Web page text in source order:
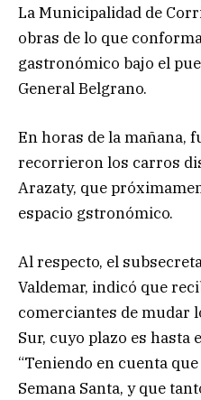
La Municipalidad de
obras de lo que
gastronómico bajo el
General Belgrano.
En horas de la mañana,
recorrieron los carros
Arazaty, que
espacio gstronómico.
Al respecto, el
Valdemar, indicó que
comerciantes de mudar
Sur, cuyo plazo es hasta
“Teniendo en cuenta
Semana Santa, y que